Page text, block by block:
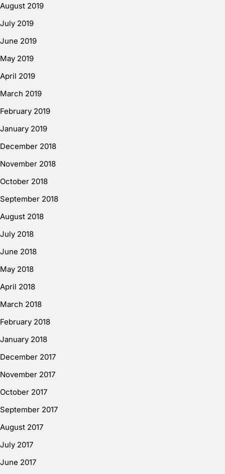
August 2019
July 2019
June 2019
May 2019
April 2019
March 2019
February 2019
January 2019
December 2018
November 2018
October 2018
September 2018
August 2018
July 2018
June 2018
May 2018
April 2018
March 2018
February 2018
January 2018
December 2017
November 2017
October 2017
September 2017
August 2017
July 2017
June 2017